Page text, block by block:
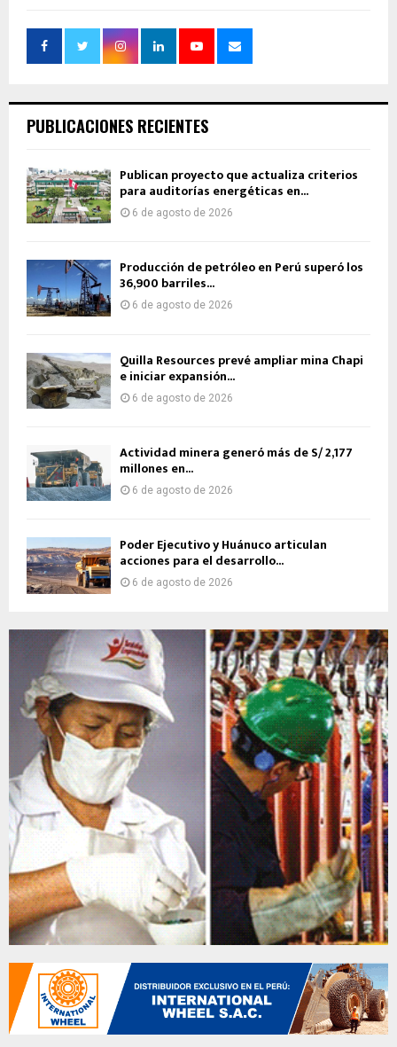
PUBLICACIONES RECIENTES
Publican proyecto que actualiza criterios
para auditorías energéticas en...
6 de agosto de 2026
Producción de petróleo en Perú superó los
36,900 barriles...
6 de agosto de 2026
Quilla Resources prevé ampliar mina Chapi
e iniciar expansión...
6 de agosto de 2026
Actividad minera generó más de S/ 2,177
millones en...
6 de agosto de 2026
Poder Ejecutivo y Huánuco articulan
acciones para el desarrollo...
6 de agosto de 2026